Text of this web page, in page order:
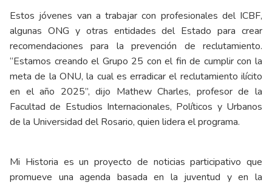
Estos jóvenes van a trabajar con profesionales del ICBF,
algunas ONG y otras entidades del Estado para crear
recomendaciones para la prevención de reclutamiento.
“Estamos creando el Grupo 25 con el fin de cumplir con la
meta de la ONU, la cual es erradicar el reclutamiento ilícito
en el año 2025”, dijo Mathew Charles, profesor de la
Facultad de Estudios Internacionales, Políticos y Urbanos
de la Universidad del Rosario, quien lidera el programa.
Mi Historia es un proyecto de noticias participativo que
promueve una agenda basada en la juventud y en la